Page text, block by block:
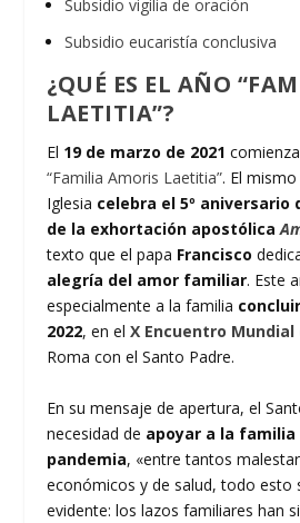
Subsidio vigilia de oración
Subsidio eucaristía conclusiva
¿QUÉ ES EL AÑO
LAETITIA”?
El 19 de marzo de 2021
“Familia Amoris Laetitia”. El
Iglesia celebra el 5º aniversario
de la exhortación apostólica
texto que el papa Francisco
alegría del amor familiar. Este
especialmente a la familia
2022, en elX Encuentro
Roma con el Santo Padre.
En su mensaje de apertura, el
necesidad de apoyar a la
pandemia, «entre tantos
económicos y de salud, todo esto
evidente: los lazos familiares han